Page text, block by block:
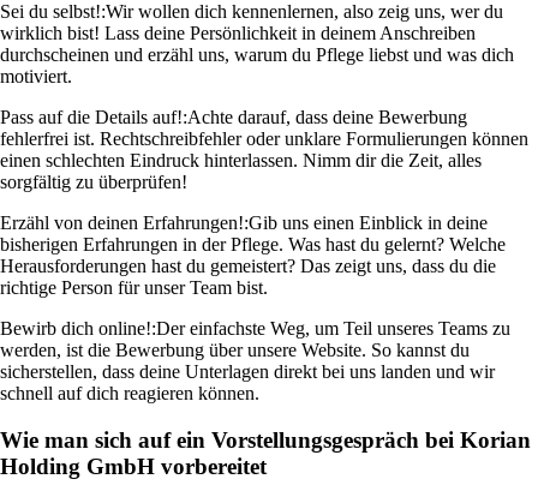
Sei du selbst!:Wir wollen dich kennenlernen, also zeig uns, wer du
wirklich bist! Lass deine Persönlichkeit in deinem Anschreiben
durchscheinen und erzähl uns, warum du Pflege liebst und was dich
motiviert.
Pass auf die Details auf!:Achte darauf, dass deine Bewerbung
fehlerfrei ist. Rechtschreibfehler oder unklare Formulierungen können
einen schlechten Eindruck hinterlassen. Nimm dir die Zeit, alles
sorgfältig zu überprüfen!
Erzähl von deinen Erfahrungen!:Gib uns einen Einblick in deine
bisherigen Erfahrungen in der Pflege. Was hast du gelernt? Welche
Herausforderungen hast du gemeistert? Das zeigt uns, dass du die
richtige Person für unser Team bist.
Bewirb dich online!:Der einfachste Weg, um Teil unseres Teams zu
werden, ist die Bewerbung über unsere Website. So kannst du
sicherstellen, dass deine Unterlagen direkt bei uns landen und wir
schnell auf dich reagieren können.
Wie man sich auf ein Vorstellungsgespräch bei Korian
Holding GmbH vorbereitet